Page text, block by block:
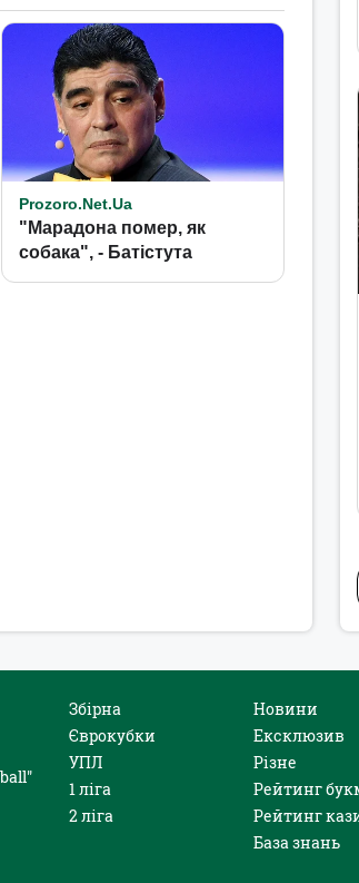
Збірна
Єврокубки
УПЛ
1 ліга
2 ліга
Новини
Ексклюзив
Різне
Рейтинг
Рейтинг
База знань